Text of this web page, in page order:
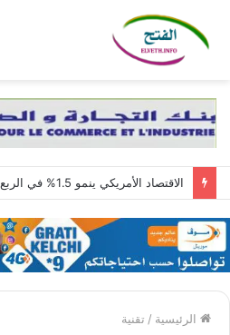
الرئيسية / تقنية